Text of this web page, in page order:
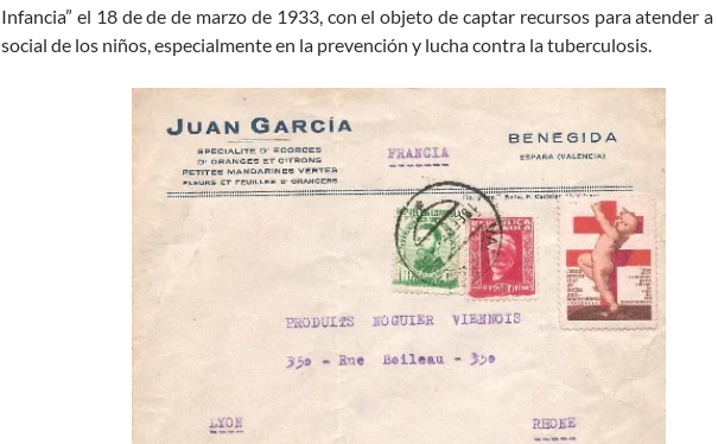
Infancia” el 18 de de de marzo de 1933, con el objeto de captar recursos para atender
social de los niños, especialmente en la prevención y lucha contra la tuberculosis.